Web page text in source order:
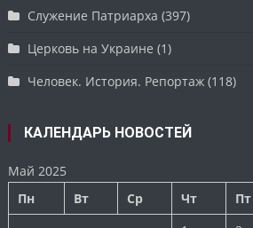
Служение Патриарха (397)
Церковь на Украине (1)
Человек. История. Репортаж (118)
КАЛЕНДАРЬ НОВОСТЕЙ
Май 2025
Пн
Вт Ср Чт Пт